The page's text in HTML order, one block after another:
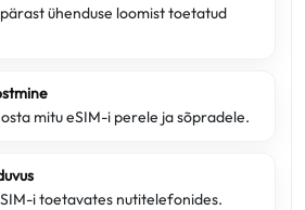
ühenduse loomist toetatud
mitu eSIM-i perele ja sõpradele.
i toetavates nutitelefonides.